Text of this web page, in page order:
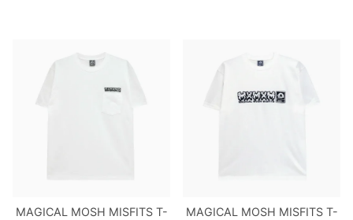
MAGICAL MOSH MISFITS T-
MAGICAL MOSH MISFITS T-